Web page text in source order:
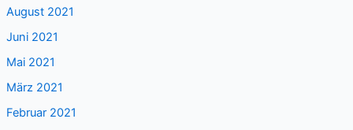
August 2021
Juni 2021
Mai 2021
März 2021
Februar 2021